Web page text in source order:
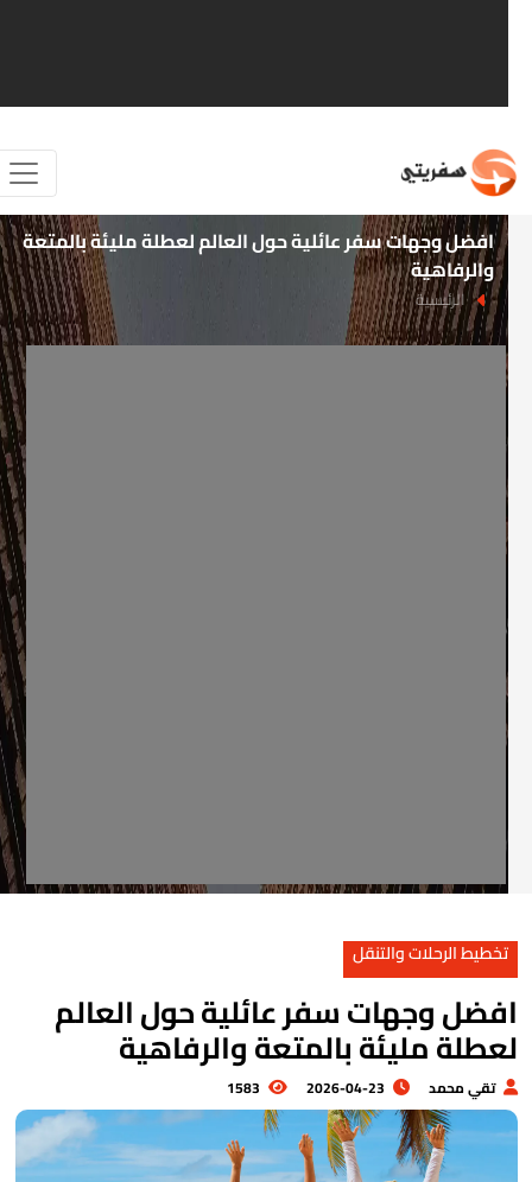
افضل وجهات سفر عائلية حول العالم لعطلة مليئة بالمتعة
والرفاهية
الرئيسية
تخطيط الرحلات والتنقل
وجهات سفر عائلية حول العالم
مليئة بالمتعة والرفاهية
تقي محمد 2026-04-23
1583